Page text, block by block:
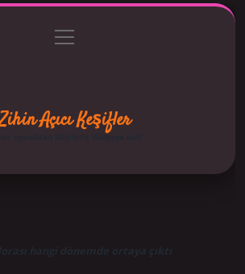
Gizlilik Politikası
menüyü
aç
Açıcı Keşifler
uyandıran bilgilerle dünyaya bak!
hangi dönemde ortaya çıktı